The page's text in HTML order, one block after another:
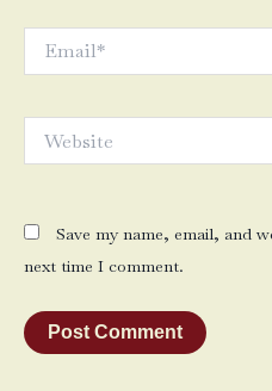
Save my name, email, and
next time I comment.